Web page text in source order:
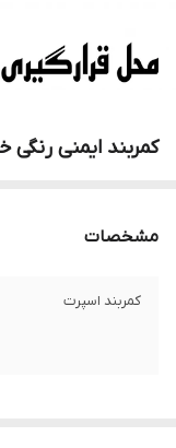
کمربند ایمنی رنگی
مشخصات
کمربند اسپرت